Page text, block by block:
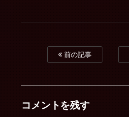
前の記事
コメントを残す